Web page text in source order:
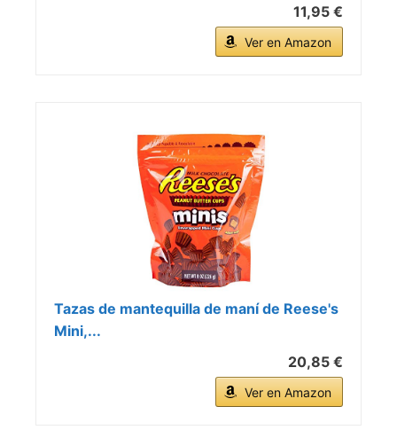
11,95 €
Ver en Amazon
Tazas de mantequilla de maní de Reese's
Mini,...
20,85 €
Ver en Amazon